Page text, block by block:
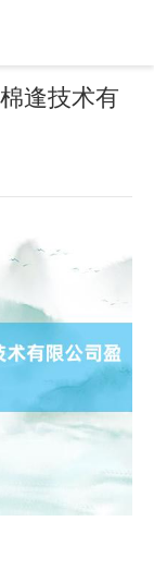
逢技术有